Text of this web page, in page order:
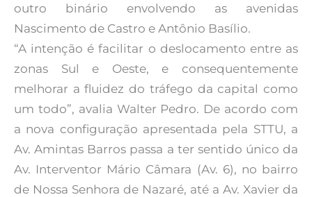
outro binário envolvendo as avenidas
Nascimento de Castro e Antônio Basílio.
“A intenção é facilitar o deslocamento entre as
zonas Sul e Oeste, e consequentemente
melhorar a fluidez do tráfego da capital como
um todo”, avalia Walter Pedro. De acordo com
a nova configuração apresentada pela STTU, a
Av. Amintas Barros passa a ter sentido único da
Av. Interventor Mário Câmara (Av. 6), no bairro
de Nossa Senhora de Nazaré, até a Av. Xavier da